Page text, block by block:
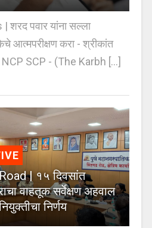
पवार यांना सल्ला
आत्मपरीक्षण करा - श्रीकांत
SCP - (The Karbh [...]
| १५ दिवसांत
वाहतूक सर्वेक्षण अहवाल
निर्णय